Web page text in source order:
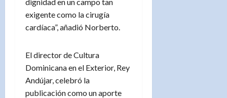
exigente como la cirugía
cardíaca”, añadió Norberto.
El director de Cultura
Dominicana en el Exterior, Rey
Andújar, celebró la
publicación como un aporte